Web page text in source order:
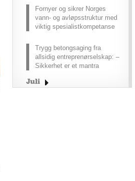
Fornyer og sikrer Norges
vann- og avløpsstruktur med
viktig spesialistkompetanse
Trygg betongsaging fra
allsidig entreprenørselskap: –
Sikkerhet er et mantra
Juli